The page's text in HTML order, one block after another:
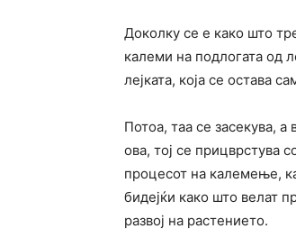
Доколку се е како што
калеми на подлогата од
лејката, која се остава
Потоа, таа се засекува,
ова, тој се прицврстува
процесот на калемење,
бидејќи како што велат
развој на растението.